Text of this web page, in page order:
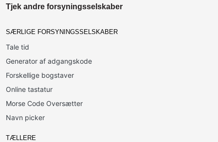
Tjek andre forsyningsselskaber
SÆRLIGE FORSYNINGSSELSKABER
Tale tid
Generator af adgangskode
Forskellige bogstaver
Online tastatur
Morse Code Oversætter
Navn picker
TÆLLERE